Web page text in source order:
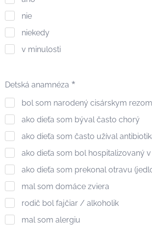
nie
niekedy
v minulosti
Detská anamnéza
bol som narodený cisárskym rezom
ako dieťa som býval často chorý
ako dieťa som často užíval
ako dieťa som bol hospitalizovaný
ako dieťa som prekonal otravu
mal som domáce zviera
rodič bol fajčiar / alkoholik
mal som alergiu